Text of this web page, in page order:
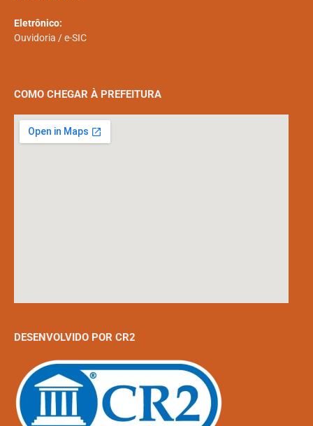
Eletrônico:
Ouvidoria /e-SIC
COMO CHEGAR À PREFEITURA
DESENVOLVIDO POR CR2